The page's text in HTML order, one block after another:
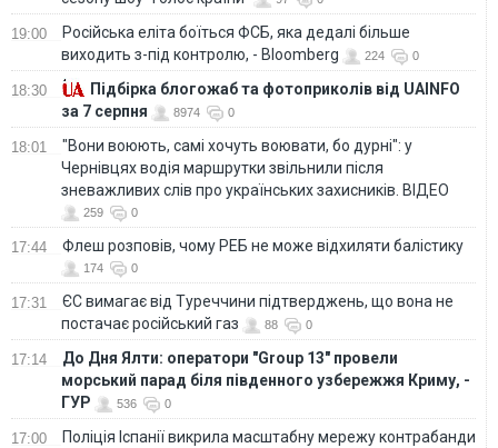
19:00
Російська еліта боїться ФСБ, яка дедалі більше
виходить з-під контролю, - Bloomberg
224 0
18:30
Підбірка блогожаб та фотоприколів від UAINFO
за 7 серпня
8974 0
18:01
"Вони воюють, самі хочуть воювати, бо дурні": у
Чернівцях водія маршрутки звільнили після
зневажливих слів про українських захисників. ВІДЕО
259 0
17:44 Флеш розповів, чому РЕБ не може відхиляти балістику
174 0
17:31
ЄС вимагає від Туреччини підтверджень, що вона не
постачає російський газ
88 0
17:14
До Дня Ялти: оператори "Group 13" провели
морський парад біля південного узбережжя Криму, -
ГУР
536 0
17:00
Поліція Іспанії викрила масштабну мережу контрабанди